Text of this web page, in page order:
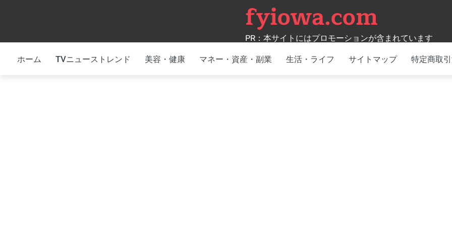
fyiowa.com
PR：本サイトにはプロモーションが含まれています
ホーム TVニューストレンド 美容・健康 マネー・資産・副業 生活・ライフ サイトマップ 特定商取